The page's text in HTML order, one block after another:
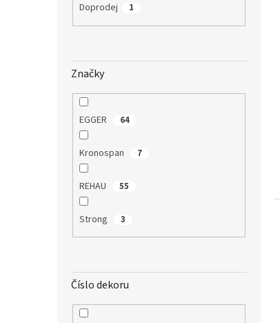
Doprodej 1
Značky
EGGER 64
Kronospan 7
REHAU 55
Strong 3
Číslo dekoru